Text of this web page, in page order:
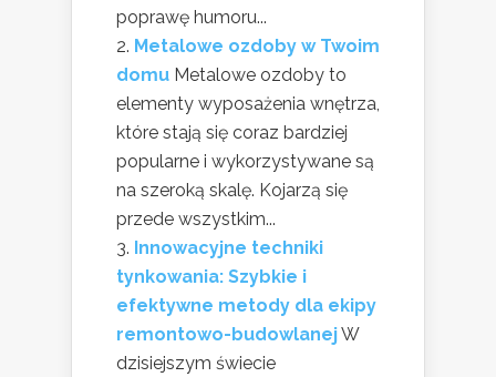
poprawę humoru...
Metalowe ozdoby w Twoim
domu Metalowe ozdoby to
elementy wyposażenia wnętrza,
które stają się coraz bardziej
popularne i wykorzystywane są
na szeroką skalę. Kojarzą się
przede wszystkim...
Innowacyjne techniki
tynkowania: Szybkie i
efektywne metody dla ekipy
remontowo-budowlanejW
dzisiejszym świecie